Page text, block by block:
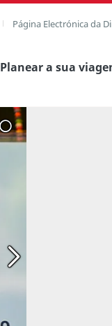
Página Electrónica da
Planear a sua